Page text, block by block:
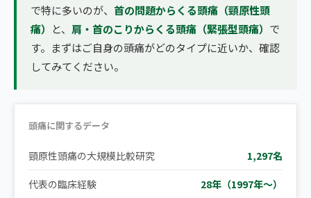
で特に多いのが、 首の問題からくる頭痛（頸原性頭
痛）
と、 肩・首のこりからくる頭痛（緊張型頭痛） で
す。まずはご自身の頭痛がどのタイプに近いか、確認
してみてください。
頭痛に関するデータ
頸原性頭痛の大規模比較研究 1,297名
代表の臨床経験 28年（1997年〜）